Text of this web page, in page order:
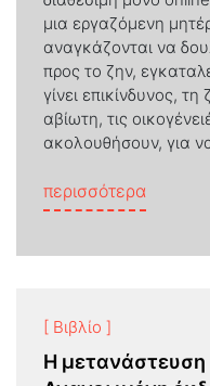
μια εργαζόμενη
αναγκάζονται να
προς το ζην,
γίνει επικίνδυνος,
αβίωτη, τις
ακολουθήσουν, για
περισσότερα
[ Βιβλίο ]
Η